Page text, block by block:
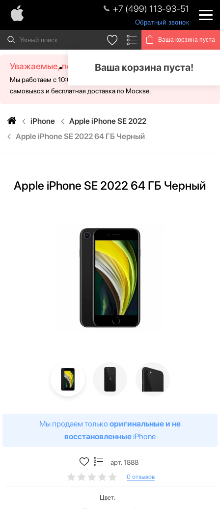
+7 (499) 113-93-51
Обратный звонок
Ваша корзина пуста
Ваша корзина пуста!
Уважаемые, посетители!
Мы работаем с 10:00 - 21:00 без выходных. Для Вас доступен
самовывоз и бесплатная доставка по Москве.
iPhone
Apple iPhone SE 2022
Apple iPhone SE 2022 64 ГБ Черный
Apple iPhone SE 2022 64 ГБ Черный
Мы продаем только оригинальные и не
восстановленные iPhone
арт. 1888
0 отзывов
Цвет: